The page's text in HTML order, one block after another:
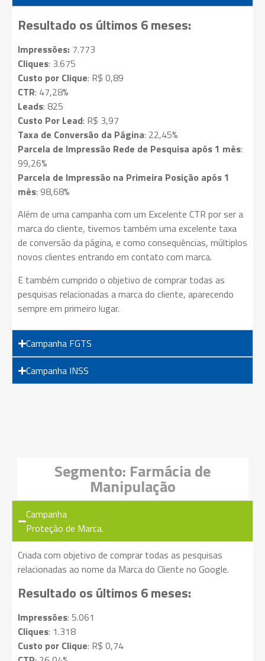
Resultado os últimos 6 meses:
Impressões: 7.773
Cliques: 3.675
Custo por Clique: R$ 0,89
CTR: 47,28%
Leads: 825
Custo Por Lead: R$ 3,97
Taxa de Conversão da Página: 22,45%
Parcela de Impressão Rede de Pesquisa após 1 mês:
99,26%
Parcela de Impressão na Primeira Posição após 1
mês: 98,68%
Além de uma campanha com um Excelente CTR por ser a
marca do cliente, tivemos também uma excelente taxa
de conversão da página, e como consequências, múltiplos
novos clientes entrando em contato com marca.
E também cumprido o objetivo de comprar todas as
pesquisas relacionadas a marca do cliente, aparecendo
sempre em primeiro lugar.
Campanha FGTS
Campanha INSS
Segmento: Farmácia de
Manipulação
Campanha
Proteção de Marca.
Criada com objetivo de comprar todas as pesquisas
relacionadas ao nome da Marca do Cliente no Google.
Resultado os últimos 6 meses:
Impressões: 5.061
Cliques: 1.318
Custo por Clique: R$ 0,74